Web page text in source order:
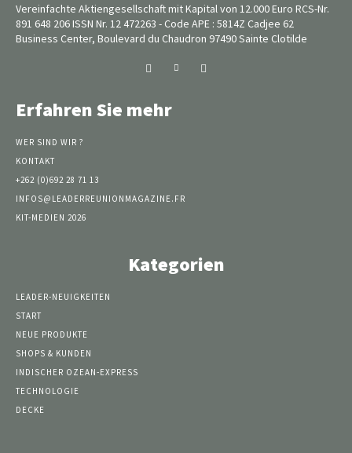
Vereinfachte Aktiengesellschaft mit Kapital von 12.000 Euro RCS-Nr.
891 648 206 ISSN Nr. 12 472263 - Code APE : 5814Z Cadjee 62
Business Center, Boulevard du Chaudron 97490 Sainte Clotilde
Erfahren Sie mehr
WER SIND WIR ?
KONTAKT
+262 (0)692 28 71 13
INFOS@LEADERREUNIONMAGAZINE.FR
KIT-MEDIEN 2026
Kategorien
LEADER-NEUIGKEITEN
START
NEUE PRODUKTE
SHOPS & KUNDEN
INDISCHER OZEAN-EXPRESS
TECHNOLOGIE
DECKE